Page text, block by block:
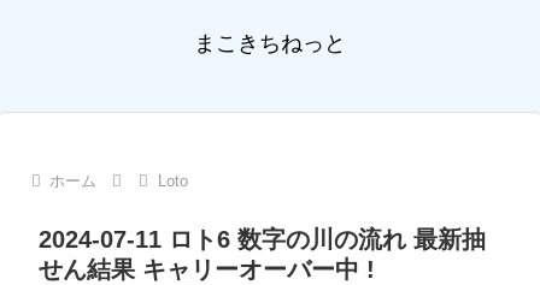
まこきちねっと
ホーム Loto
2024-07-11 ロト6 数字の川の流れ 最新抽
せん結果 キャリーオーバー中 !